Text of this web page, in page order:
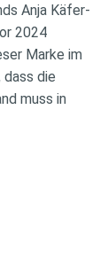
Anja Käfer-
2024
Marke im
dass die
muss in